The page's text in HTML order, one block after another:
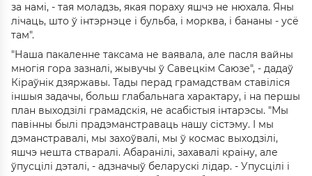
за намі, - тая моладзь, якая пораху яшчэ не нюхала. Яны
лічаць, што ў інтэрнэце і бульба, і морква, і бананы - усё
там".
"Наша пакаленне таксама не ваявала, але пасля вайны
многія гора зазналі, жывучы ў Савецкім Саюзе", - дадаў
Кіраўнік дзяржавы. Тады перад грамадствам ставіліся
іншыя задачы, больш глабальнага характару, і на першы
план выходзілі грамадскія, не асабістыя інтарэсы. "Мы
павінны былі прадэманстраваць нашу сістэму. І мы
дэманстравалі, мы захоўвалі, мы ў космас выходзілі,
яшчэ нешта стваралі. Абаранілі, захавалі краіну, але
ўпусцілі дэталі, - адзначыў беларускі лідар. - Упусцілі і